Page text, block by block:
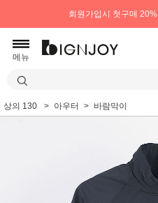
회원가입시 첫구매 20%
메뉴
상의 130 아우터 바람막이